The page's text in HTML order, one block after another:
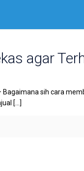
agar
sih cara
[…]